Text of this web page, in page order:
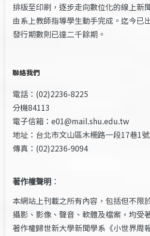
排版至印刷，逐步走向數位化的線上新
由系上教師指導學生動手完成。迄今已
發行期數則已達二千餘期。
聯絡我們
電話：(02)2236-8225
分機84113
電子信箱：e01@mail.shu.edu.tw
地址：台北市文山區木柵路一段17巷1
傳真：(02)2236-9094
著作權聲明 ：
本網站上刊載之所有內容，包括但不限
攝影、影像、聲音、軟體及檔案，均受
著作權歸世新大學新聞學系《小世界周